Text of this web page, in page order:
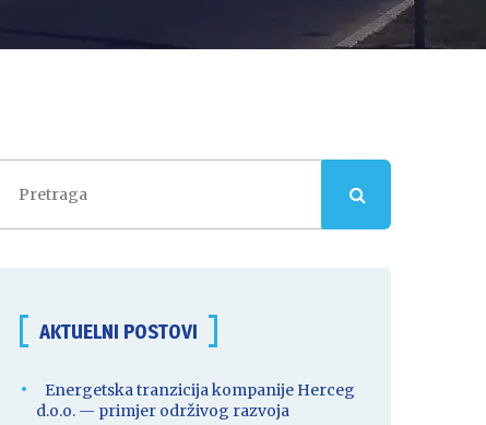
AKTUELNI POSTOVI
Energetska tranzicija kompanije Herceg
d.o.o. — primjer održivog razvoja